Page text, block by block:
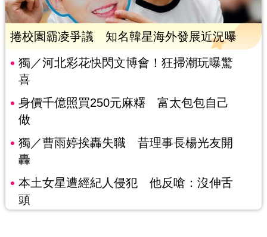
捲校園霸凌爭議 知名韓星海外發展近況曝
獨／河北彩花快閃文博會！狂掃潮玩曝驚
喜
身價千億照買250元麻糬 富太包包自己
做
獨／曹雨婷挨轟失職 昔理事長楊光友開
轟
本土女星遭經紀人侵犯 他反嗆：沒伸舌
頭